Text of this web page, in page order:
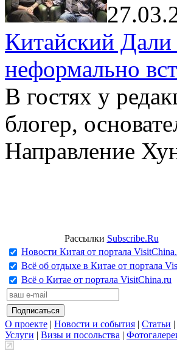
Китайский
неформально
В гостях у
блогер,
Направление
Рассылки Subscribe.Ru
Новости Китая от портала
Всё об отдыхе в Китае от портала
Всё о Китае от портала VisitChina.ru
О проекте | Новости и события | Статьи |
Услуги | Визы и посольства |